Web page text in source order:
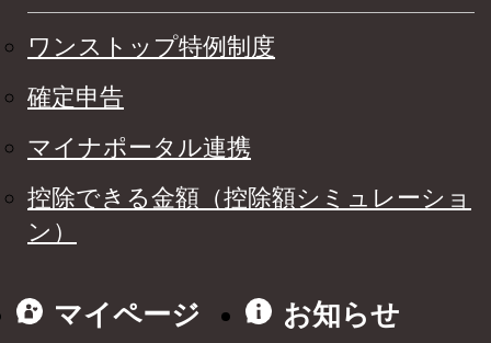
ワンストップ特例制度
確定申告
マイナポータル連携
控除できる金額（控除額シミュレーショ
ン）
マイページ
お知らせ